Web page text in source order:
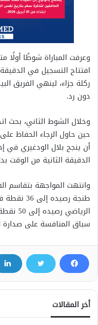
وعرفت المباراة شوطًا أولًا
ركلة جزاء، لينهي الفريق
دون رد.
وخلال الشوط الثاني، بحث
حين حاول الرجاء الحفاظ
أن ينجح بلال الودغيري في
الدقيقة الثانية من الوقت
وانتهت المواجهة بتقاسم
طنجة
سباق المنافسة على صدارة
أخر المقالات